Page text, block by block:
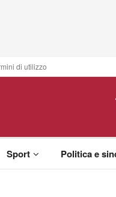
di utilizzo
Sport Politica e